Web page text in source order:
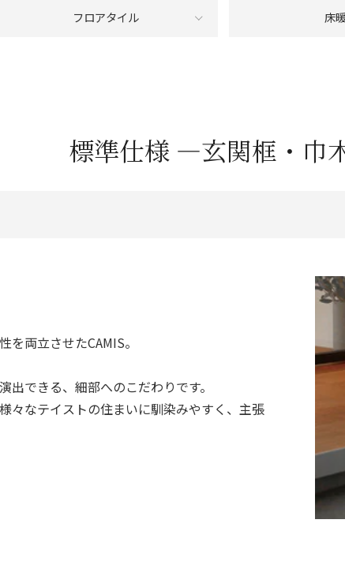
フロアタイル 床
標準仕様 ―玄関框・巾
両立させたCAMIS。
できる、細部へのこだわりです。
々なテイストの住まいに馴染みやすく、主張